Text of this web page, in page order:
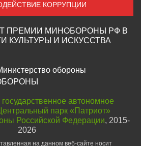
КОРРУПЦИИ
ПРЕМИИ МИНОБОРОНЫ РФ В
КУЛЬТУРЫ И ИСКУССТВА
автономное
парк «Патриот»
Российской Федерации, 2015-
2026
на данном веб-сайте носит